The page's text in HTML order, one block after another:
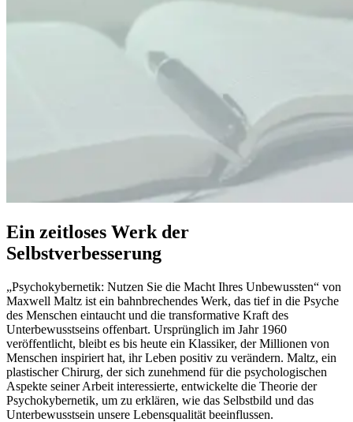
Ein zeitloses Werk der
Selbstverbesserung
„Psychokybernetik: Nutzen Sie die Macht Ihres Unbewussten“ von
Maxwell Maltz ist ein bahnbrechendes Werk, das tief in die Psyche
des Menschen eintaucht und die transformative Kraft des
Unterbewusstseins offenbart. Ursprünglich im Jahr 1960
veröffentlicht, bleibt es bis heute ein Klassiker, der Millionen von
Menschen inspiriert hat, ihr Leben positiv zu verändern. Maltz, ein
plastischer Chirurg, der sich zunehmend für die psychologischen
Aspekte seiner Arbeit interessierte, entwickelte die Theorie der
Psychokybernetik, um zu erklären, wie das Selbstbild und das
Unterbewusstsein unsere Lebensqualität beeinflussen.